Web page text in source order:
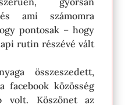
ami számomra
pontosak – hogy
rutin részévé vált
összeszedett,
facebook közösség
volt. Köszönet az